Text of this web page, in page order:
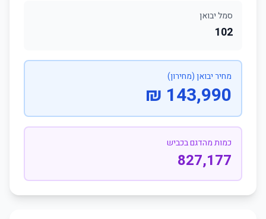
סמל יבואן
102
מחיר יבואן (מחירון)
143,990 ₪
כמות מהדגם בכביש
827,177